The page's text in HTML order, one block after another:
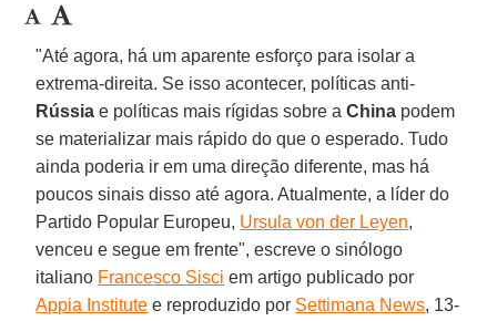
"Até agora, há um aparente esforço para isolar a
extrema-direita. Se isso acontecer, políticas anti-
Rússia e políticas mais rígidas sobre aChina podem
se materializar mais rápido do que o esperado. Tudo
ainda poderia ir em uma direção diferente, mas há
poucos sinais disso até agora. Atualmente, a líder do
Partido Popular Europeu, Ursula von der Leyen,
venceu e segue em frente", escreve o sinólogo
italiano Francesco Sisci em artigo publicado por
Appia Institute e reproduzido por Settimana News, 13-